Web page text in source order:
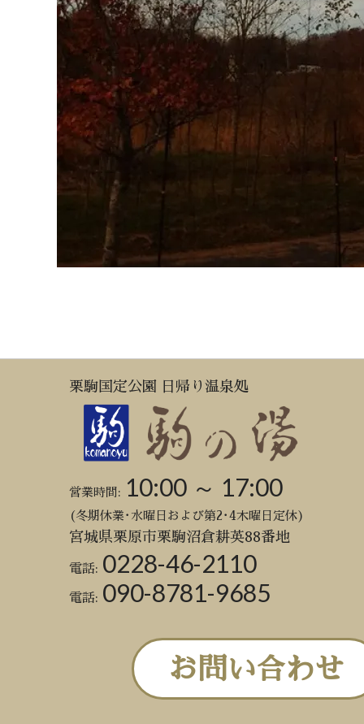
栗駒国定公園 日帰り温泉処
営業時間: 10:00 ～ 17:00
(冬期休業･水曜日および第2･4木曜日定休)
宮城県栗原市栗駒沼倉耕英88番地
電話: 0228-46-2110
電話: 090-8781-9685
お問い合わせ